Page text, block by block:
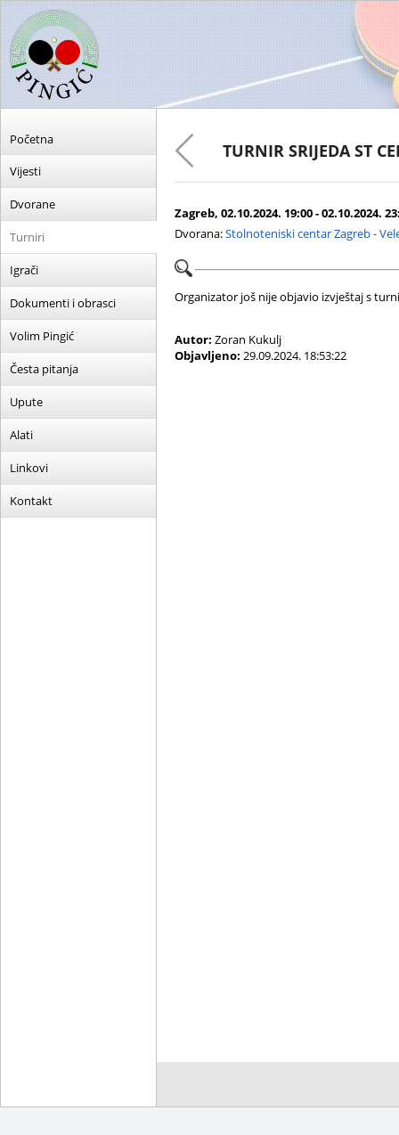
Početna
Vijesti
Dvorane
Turniri
Igrači
Dokumenti i obrasci
Volim Pingić
Česta pitanja
Upute
Alati
Linkovi
Kontakt
TURNIR SRIJEDA ST
Zagreb, 02.10.2024. 19:00 - 02.10.2024.
Dvorana:Stolnoteniski centar Zagreb -
Organizator još nije objavio izvještaj s
Autor: Zoran Kukulj
Objavljeno: 29.09.2024. 18:53:22